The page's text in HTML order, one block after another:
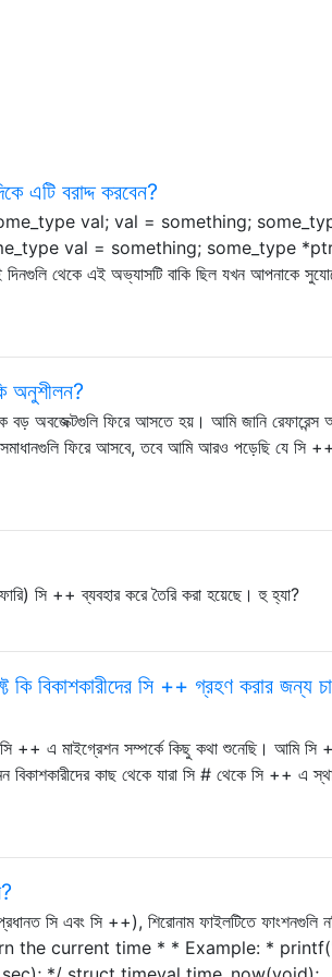
এটি বরাদ্দ করবেন?
some_type val; val = something;
val = something; some_type
থেকে এই অভ্যাসটি বাকি ছিল যখন আপনাকে
অনুশীলন?
বড় অবজেক্টগুলি ফিরে আসতে হয়। আমি জানি রেফারেন্স
সমাধানগুলি ফিরে আসবে, তবে আমি আরও পড়েছি যে সি ++
সি ++ ব্যবহার করে তৈরি করা হয়েছে। হু হ্যা?
বিকাশকারীদের সি ++ গ্রহণ করার জন্য
++ এ মাইগ্রেশন সম্পর্কে কিছু কথা শুনেছি। আমি সি
বিকাশকারীদের কাছ থেকে যারা সি # থেকে সি ++ এ
সি এবং সি ++), শিরোনাম ফাইলটিতে ফাংশনগুলি
the current time * * Example: *